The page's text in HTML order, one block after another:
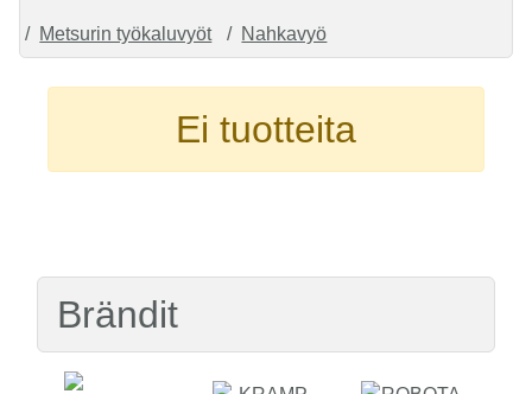
Metsurin työkaluvyöt Nahkavyö
Ei tuotteita
Brändit